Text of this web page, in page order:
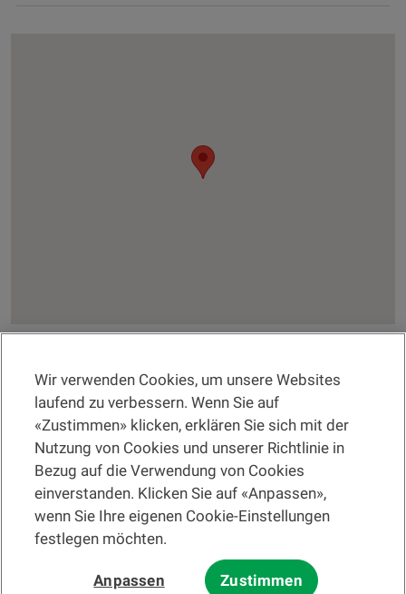
RECHTSINFORMATION
Eine Filiale suchen
Hilfe und Kontakt
Bitte lesen Sie zuerst die Nutzungsbedingungen der Website
Nutzungsbedingungen der elektronischen Post
Wir verwenden Cookies, um unsere Websites
laufend zu verbessern. Wenn Sie auf
«Zustimmen» klicken, erklären Sie sich mit der
Nutzung von Cookies und unserer Richtlinie in
Bezug auf die Verwendung von Cookies
einverstanden. Klicken Sie auf «Anpassen»,
wenn Sie Ihre eigenen Cookie-Einstellungen
festlegen möchten.
Anpassen Zustimmen